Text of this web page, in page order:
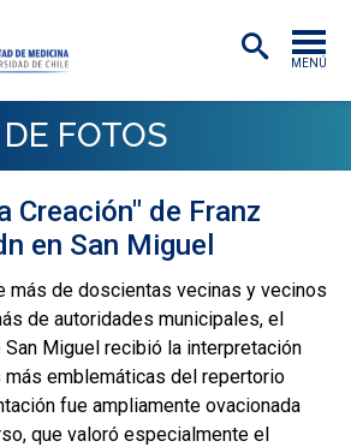
MENÚ
INSTITUTO
ACADÉMICAS/OS
INVESTIGACIÓN
POSTGRADO
PUBLICACIONES
EXTENSIÓN
FOTOS
Creación" de Franz
en San Miguel
más de doscientas vecinas y vecinos
de autoridades municipales, el
Miguel recibió la interpretación
más emblemáticas del repertorio
fue ampliamente ovacionada
que valoró especialmente el